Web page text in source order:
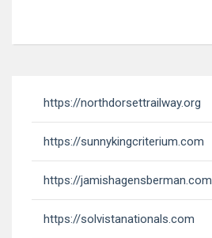
https://northdorsettrailway.org
https://sunnykingcriterium.com
https://jamishagensberman.com
https://solvistanationals.com